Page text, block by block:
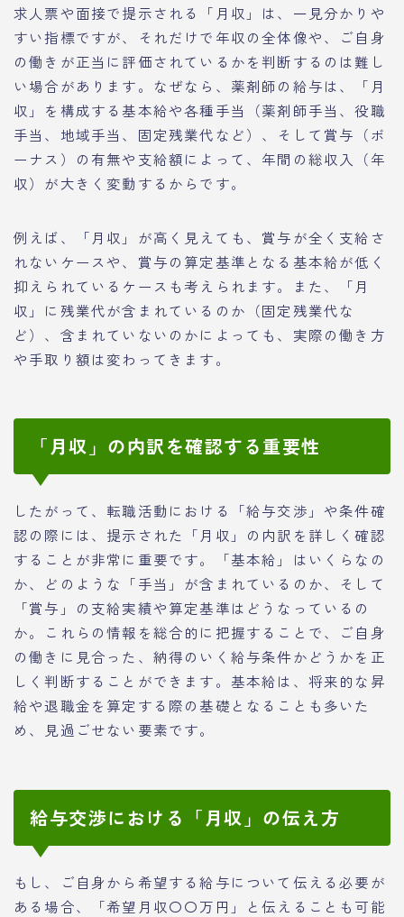
求人票や面接で提示される「月収」は、一見分かりや
すい指標ですが、それだけで年収の全体像や、ご自身
の働きが正当に評価されているかを判断するのは難し
い場合があります。なぜなら、薬剤師の給与は、「月
収」を構成する基本給や各種手当（薬剤師手当、役職
手当、地域手当、固定残業代など）、そして賞与（ボ
ーナス）の有無や支給額によって、年間の総収入（年
収）が大きく変動するからです。
例えば、「月収」が高く見えても、賞与が全く支給さ
れないケースや、賞与の算定基準となる基本給が低く
抑えられているケースも考えられます。また、「月
収」に残業代が含まれているのか（固定残業代な
ど）、含まれていないのかによっても、実際の働き方
や手取り額は変わってきます。
「月収」の内訳を確認する重要性
したがって、転職活動における「給与交渉」や条件確
認の際には、提示された「月収」の内訳を詳しく確認
することが非常に重要です。「基本給」はいくらなの
か、どのような「手当」が含まれているのか、そして
「賞与」の支給実績や算定基準はどうなっているの
か。これらの情報を総合的に把握することで、ご自身
の働きに見合った、納得のいく給与条件かどうかを正
しく判断することができます。基本給は、将来的な昇
給や退職金を算定する際の基礎となることも多いた
め、見過ごせない要素です。
給与交渉における「月収」の伝え方
もし、ご自身から希望する給与について伝える必要が
ある場合、「希望月収〇〇万円」と伝えることも可能